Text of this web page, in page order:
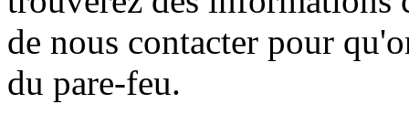
de nous contacter pour
du pare-feu.